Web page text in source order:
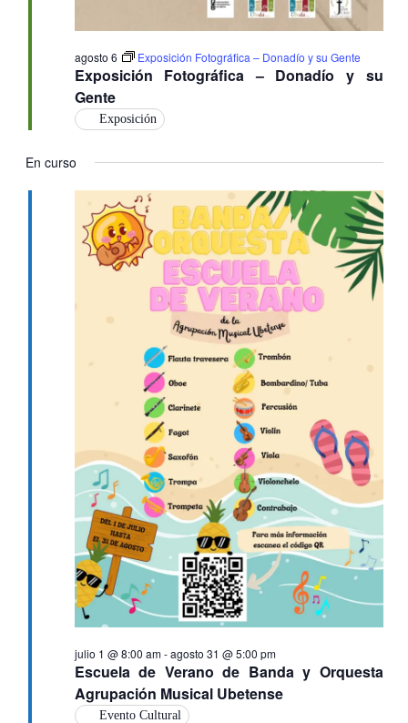
Exposición Fotográfica – Donadío y su
Gente
agosto 6 Exposición Fotográfica – Donadío y su Gente
Exposición
En curso
Escuela de Verano de Banda y Orquesta
Agrupación Musical Ubetense
julio 1 @ 8:00 am-agosto 31 @ 5:00 pm
Evento Cultural